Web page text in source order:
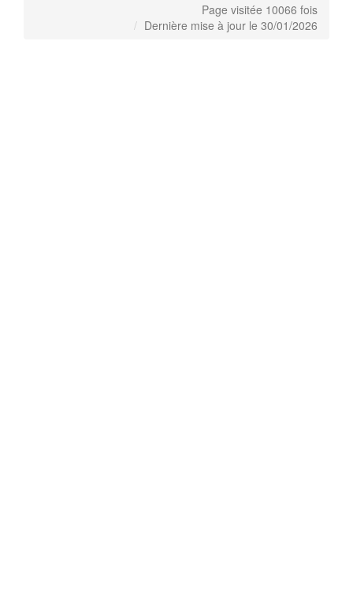
Page visitée 10066 fois
Dernière mise à jour le 30/01/2026